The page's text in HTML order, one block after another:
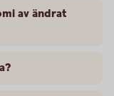
av ändrat